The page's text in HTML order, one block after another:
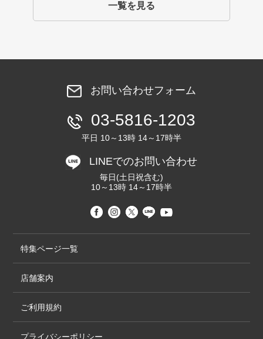
一覧を見る
お問い合わせフォーム
03-5816-1203
平日 10～13時 14～17時半
LINEでのお問い合わせ
毎日(土日祝含む)
10～13時 14～17時半
特集ページ一覧
店舗案内
ご利用規約
プライバシーポリシー